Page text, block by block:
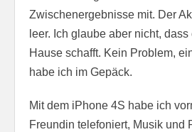
Zwischenergebnisse mit. Der
leer. Ich glaube aber nicht,
Hause schafft. Kein Problem,
habe ich im Gepäck.
Mit dem iPhone 4S habe ich
Freundin telefoniert, Musik und